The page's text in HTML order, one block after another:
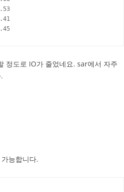
정도로 IO가 줄었네요. sar에서 자주
능합니다.